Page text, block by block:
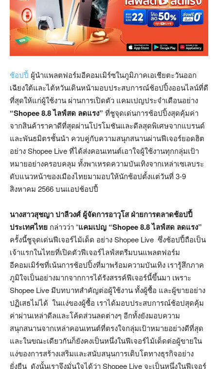
ช้อปปี้ ผู้นำแพลตฟอร์มอีคอมเมิร์ซในภูมิภาคเอเชียตะวันออก
เฉียงใต้และไต้หวันเดินหน้ามอบประสบการณ์ช้อปปิ้งออนไลน์ที่ดี
ที่สุดให้แก่ผู้ใช้งาน ผ่านการเปิดตัว แคมเปญประจำเดือนอย่าง
“Shopee 8.8ไลฟ์สด ลดแรง” ที่ชูจุดเด่นการช้อปปิ้งสุดคุ้มค่า
จากสินค้าราคาดีที่สุดผ่านโปรโมชันและดีลสุดพิเศษจากแบรนด์
และพันธมิตรชั้นนำ ควบคู่กับความสนุกสนานผ่านฟีเจอร์ยอดฮิต
อย่าง Shopee Live ที่ได้ส่งคอนเทนต์เอาใจผู้ใช้งานทุกกลุ่มเป้า
หมายอย่างครอบคลุม ทั้งพาเหรดความบันเทิงจากเหล่าเซเลบระ
ดับแนวหน้าของเมืองไทยมามอบให้นักช้อปตั้งแต่วันที่ 3-9
สิงหาคม 2566 บนแอปช้อปปี้
นางสาวสุชญา ปาลีวงศ์ ผู้จัดการอาวุโส ฝ่ายการตลาดช้อปปี้
ประเทศไทย กล่าวว่า “แคมเปญ “Shopee 8.8ไลฟ์สด ลดแรง”
ครั้งนี้ชูจุดเด่นฟีเจอร์ไม้เด็ด อย่าง Shopee Live ซึ่งช้อปปี้ถือเป็น
เจ้าแรกในไทยที่เปิดตัวฟีเจอร์ไลฟ์สตรีมบนแพลตฟอร์ม
อีคอมเมิร์ซที่เน้นการช้อปปิ้งที่มาพร้อมความบันเทิง เรารู้สึกภาค
ภูมิใจเป็นอย่างมากจากการได้รังสรรค์ฟีเจอร์นี้ขึ้นมา เพราะ
Shopee Live มีบทบาทสำคัญต่อผู้ใช้งาน ทั้งผู้ซื้อ และผู้ขายอย่าง
ปฏิเสธไม่ได้ ในแง่ของผู้ซื้อ เราได้มอบประสบการณ์ช้อปสุดคุ้ม
ค่าผ่านเหล่าดีลและโค้ดส่วนลดต่างๆ อีกทั้งยังมอบความ
สนุกสนานจากเหล่าคอนเทนต์ที่ตรงใจกลุ่มเป้าหมายอย่างดีที่สุด
และในขณะเดียวกันก็ยังคงเป็นหนึ่งในฟีเจอร์ไม้เด็ดต่อผู้ขายใน
แง่ของการสร้างเสริมและสนับสนุนการเติบโตทางธุรกิจอย่าง
ยั่งยืน ดังนั้นเราจึงมั่นใจได้ว่า Shopee Live จะเป็นหนึ่งในฟีเจอร์